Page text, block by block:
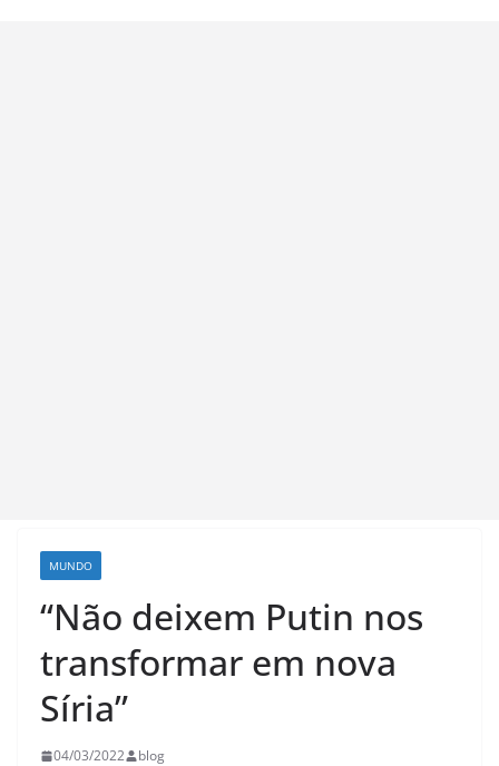
MUNDO
“Não deixem Putin nos
transformar em nova
Síria”
04/03/2022 blog